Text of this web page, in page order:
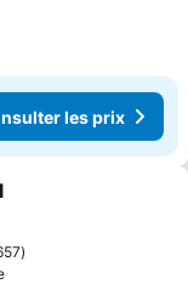
les prix
favoris